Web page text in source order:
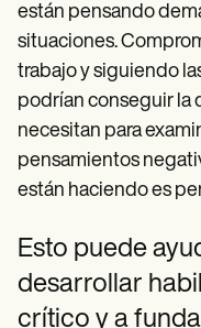
están pensando
situaciones.
trabajo y siguiendo
podrían conseguir la
necesitan para
pensamientos
están haciendo es
Esto puede
desarrollar
crítico y a